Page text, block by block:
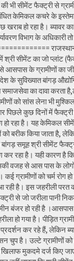
की भी सीमेंट फैक्ट्री से
केमिकल कचरे के
खराब हो रहा है। ब्यावर
विभाग के अधिकारी
श्री सीमेंट का जो प्लांट
आसपास के ग्रामीणों का
के सुविख्यात बांगड़
समाजसेवा का दावा करता
को सांस लेना भी
पिछले कुछ दिनों में
हो रहा है। यह केमिकल
को बरीक किया जाता है,
समूह श्री सीमेंट
कर रहा है। यही कारण है
वजह से आस पास के
कई ग्रामीणों को चर्म रोग
रही है। इस जहरीली परत
से जो जरीला पानी
बंजर हो रही है
हो गया है। पीड़ित
कर रहे हैं, लेकिन
चुप है। उल्टे ग्रामीणों को
मुकदमे दर्ज किए